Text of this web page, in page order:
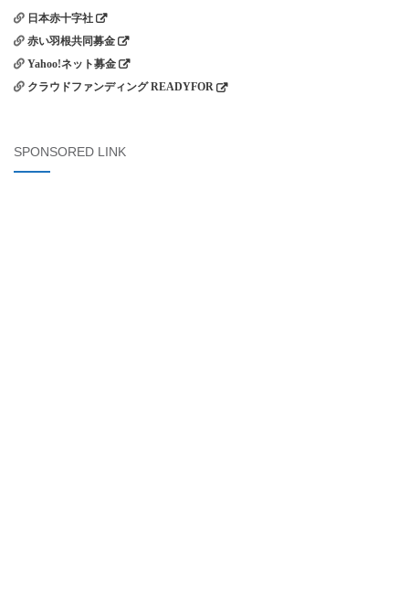
日本赤十字社
赤い羽根共同募金
Yahoo!ネット募金
クラウドファンディング READYFOR
SPONSORED LINK